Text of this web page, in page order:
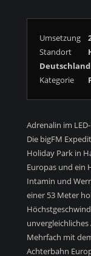
Umsetzung
Standort
Deutschland
Kategorie
Adrenalin im
Die bigFM
Holiday Park in
Europas und ein
Intamin und
einer 53 Meter
Mehrfach mit
Achterbahn